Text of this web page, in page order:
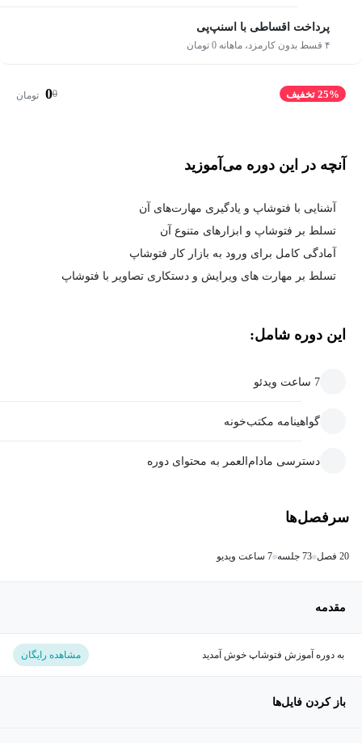
پرداخت اقساطی با اسنپ‌پی
۴ قسط بدون کارمزد، ماهانه 0 تومان
25% تخفیف 0
0 تومان
آنچه در این دوره می‌آموزید
آشنایی با فتوشاپ و یادگیری مهارت‌‌های آن
تسلط بر فتوشاپ و ابزارهای متنوع آن
آمادگی کامل برای ورود به بازار کار فتوشاپ
تسلط بر مهارت های ویرایش و دستکاری تصاویر با فتوشاپ
این دوره شامل:
7 ساعت ویدئو
گواهینامه مکتب‌خونه
دسترسی مادام‌العمر به محتوای دوره
سرفصل‌ها
20 فصل 73 جلسه 7 ساعت ویدیو
مقدمه
به دوره آموزش فتوشاپ خوش آمدید مشاهده رایگان
باز کردن فایل‌ها